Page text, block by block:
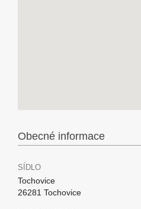
Obecné informace
SÍDLO
Tochovice
26281 Tochovice